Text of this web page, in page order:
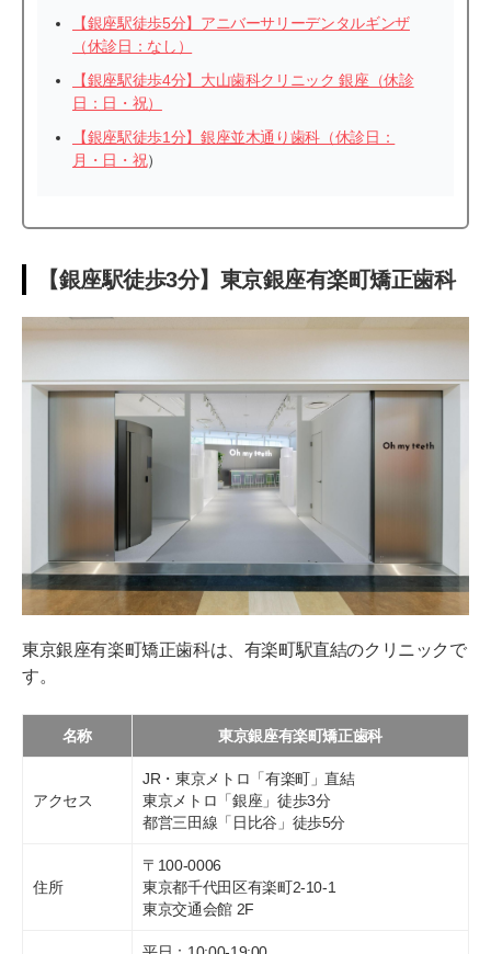
【銀座駅徒歩5分】アニバーサリーデンタルギンザ
（休診日：なし）
【銀座駅徒歩4分】大山歯科クリニック 銀座（休診
日：日・祝）
【銀座駅徒歩1分】銀座並木通り歯科（休診日：
月・日・祝）
【銀座駅徒歩3分】東京銀座有楽町矯正歯科
東京銀座有楽町矯正歯科は、有楽町駅直結のクリニックで
す。
名称 東京銀座有楽町矯正歯科
アクセス
JR・東京メトロ「有楽町」直結
東京メトロ「銀座」徒歩3分
都営三田線「日比谷」徒歩5分
住所
〒100-0006
東京都千代田区有楽町2-10-1
東京交通会館 2F